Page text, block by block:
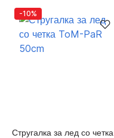
-10%
Стругалка за лед со четка